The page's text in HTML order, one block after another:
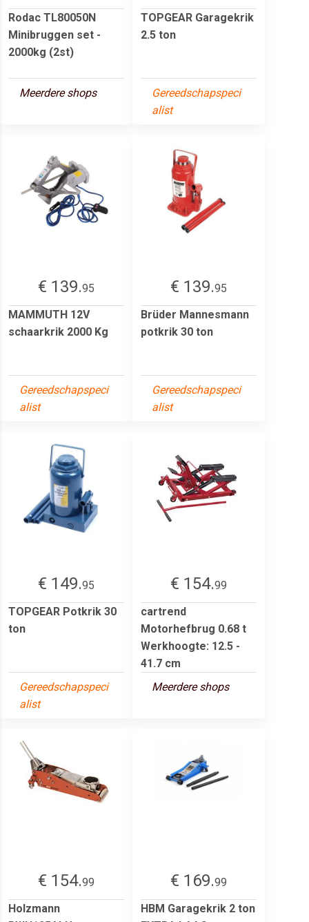
Rodac TL80050N
Minibruggen set -
2000kg (2st)
Meerdere shops
TOPGEAR Garagekrik
2.5 ton
Gereedschapspeci
alist
€ 139.95
MAMMUTH 12V
schaarkrik 2000 Kg
Gereedschapspeci
alist
€ 139.95
Brüder Mannesmann
potkrik 30 ton
Gereedschapspeci
alist
€ 149.95
TOPGEAR Potkrik 30
ton
Gereedschapspeci
alist
€ 154.99
cartrend
Motorhefbrug 0.68 t
Werkhoogte: 12.5 -
41.7 cm
Meerdere shops
€ 154.99
Holzmann
€ 169.99
HBM Garagekrik 2 ton